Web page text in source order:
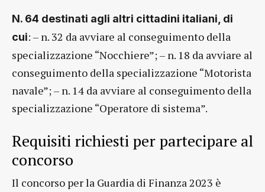
N. 64 destinati agli altri cittadini italiani, di
cui: – n. 32 da avviare al conseguimento della
specializzazione “Nocchiere”; – n. 18 da avviare al
conseguimento della specializzazione “Motorista
navale”; – n. 14 da avviare al conseguimento della
specializzazione “Operatore di sistema”.
Requisiti richiesti per partecipare al
concorso
Il concorso per la Guardia di Finanza 2023 è